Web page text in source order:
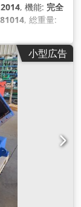
2014, 機能: 完全
, 総重量:
力電流の種類:
/分, 小型広告